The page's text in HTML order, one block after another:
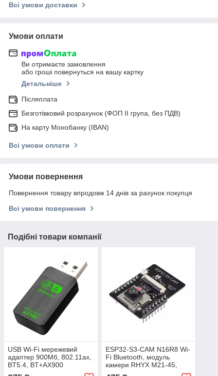
Всі умови доставки
Умови оплати
Ви отримаєте замовлення
або гроші повернуться на вашу картку
Детальніше
Післяплата
Безготівковий розрахунок (ФОП ІІ група, без ПДВ)
На карту Монобанку (IBAN)
Всі умови оплати
Умови повернення
Повернення товару впродовж 14 днів за рахунок покупця
Всі умови повернення
Подібні товари компанії
USB Wi-Fi мережевий
адаптер 900Мб, 802.11ax,
BT5.4, BT+AX900
ESP32-S3-CAM N16R8 Wi-
Fi Bluetooth, модуль
камери RHYX M21-45,